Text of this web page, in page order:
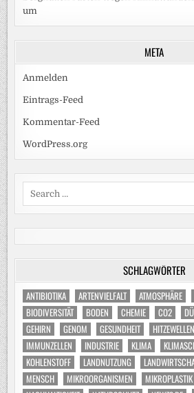
um
META
Anmelden
Eintrags-Feed
Kommentar-Feed
WordPress.org
Search
SCHLAGWÖRTER
ANTIBIOTIKA ARTENVIELFALT ATMOSPHÄRE
BIODIVERSITÄT
BODEN CHEMIE CO2
GEHIRN
GENOM GESUNDHEIT HITZEWELLEN
IMMUNZELLEN
INDUSTRIE KLIMA
KOHLENSTOFF
LANDNUTZUNG
MENSCH
MIKROORGANISMEN MIKROPLASTIK